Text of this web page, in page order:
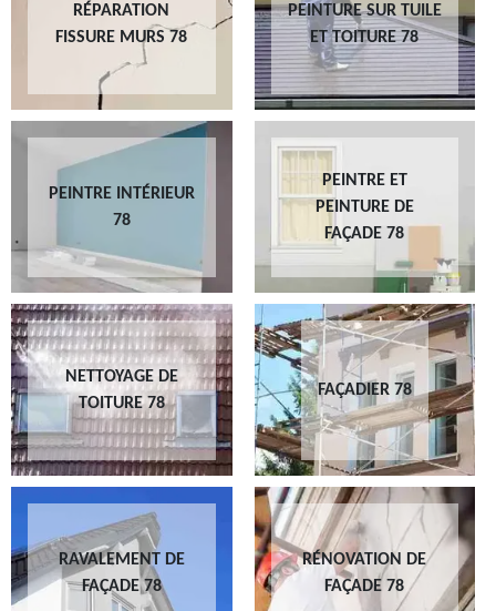
RÉPARATION
FISSURE MURS 78
PEINTURE SUR TUILE
ET TOITURE 78
PEINTRE INTÉRIEUR
78
PEINTRE ET
PEINTURE DE
FAÇADE 78
NETTOYAGE DE
TOITURE 78
FAÇADIER 78
RAVALEMENT DE
FAÇADE 78
RÉNOVATION DE
FAÇADE 78